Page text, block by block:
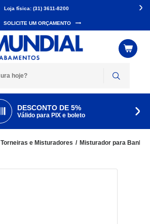
Loja física: (31) 3611-8200
SOLICITE UM ORÇAMENTO
DESCONTO DE 5%
Válido para PIX e boleto
Torneiras e Misturadores Misturador para